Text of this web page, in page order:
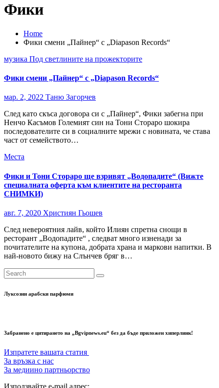
Фики
Home
Фики смени „Пайнер“ с „Diapason Records“
музика Под светлините на прожекторите
Фики смени „Пайнер“ с „Diapason Records“
мар. 2, 2022 Таню Загорчев
След като скъса договора си с „Пайнер“, Фики забегна при
Ненчо Касъмов Големият син на Тони Стораро шокира
последователите си в социалните мрежи с новината, че става
част от семейството…
Места
Фики и Тони Стораро ще взривят „Водопадите“ (Вижте
специалната оферта към клиентите на ресторанта
СНИМКИ)
авг. 7, 2020 Християн Гьошев
След невероятния лайв, който Илиян спретна снощи в
ресторант „Водопадите“ , следват много изненади за
почитателите на купона, добрата храна и маркови напитки. В
най-новото бижу на Слънчев бряг в…
Луксозни арабски парфюми
Забранено е цитирането на „Bgvipnews.eu“ без да бъде приложен хиперлинк!
Изпратете вашата статия
За връзка с нас
За медиино партньорство
Използвайте e-mail адрес: